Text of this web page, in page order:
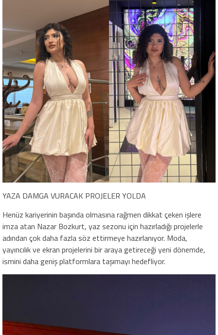
YAZA DAMGA VURACAK PROJELER YOLDA
Henüz kariyerinin başında olmasına rağmen dikkat çeken işlere
imza atan Nazar Bozkurt, yaz sezonu için hazırladığı projelerle
adından çok daha fazla söz ettirmeye hazırlanıyor. Moda,
yayıncılık ve ekran projelerini bir araya getireceği yeni dönemde,
ismini daha geniş platformlara taşımayı hedefliyor.